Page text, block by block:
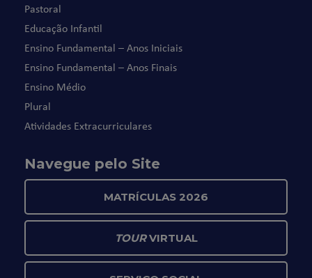
Pastoral
Educação Infantil
Ensino Fundamental – Anos Iniciais
Ensino Fundamental – Anos Finais
Ensino Médio
Plural
Atividades Extracurriculares
Navegue pelo Site
MATRÍCULAS 2026
TOURVIRTUAL